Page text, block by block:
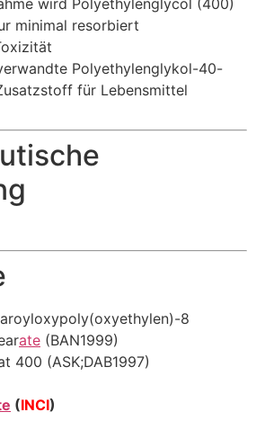
wird Polyethylenglycol (400)
minimal resorbiert
Polyethylenglykol-40-
für Lebensmittel
8
ate (BAN1999)
400 (ASK;DAB1997)
(INCI)